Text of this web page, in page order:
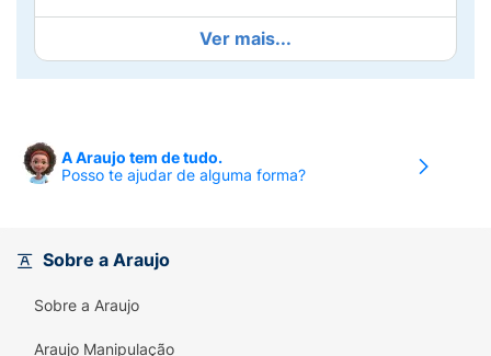
Ver mais...
A Araujo tem de tudo.
Posso te ajudar de alguma forma?
Sobre a Araujo
Sobre a Araujo
Araujo Manipulação